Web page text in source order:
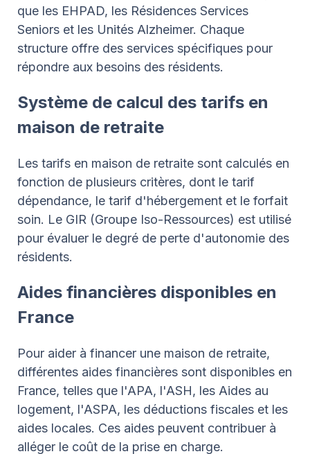
que les EHPAD, les Résidences Services
Seniors et les Unités Alzheimer. Chaque
structure offre des services spécifiques pour
répondre aux besoins des résidents.
Système de calcul des tarifs en
maison de retraite
Les tarifs en maison de retraite sont calculés en
fonction de plusieurs critères, dont le tarif
dépendance, le tarif d'hébergement et le forfait
soin. Le GIR (Groupe Iso-Ressources) est utilisé
pour évaluer le degré de perte d'autonomie des
résidents.
Aides financières disponibles en
France
Pour aider à financer une maison de retraite,
différentes aides financières sont disponibles en
France, telles que l'APA, l'ASH, les Aides au
logement, l'ASPA, les déductions fiscales et les
aides locales. Ces aides peuvent contribuer à
alléger le coût de la prise en charge.